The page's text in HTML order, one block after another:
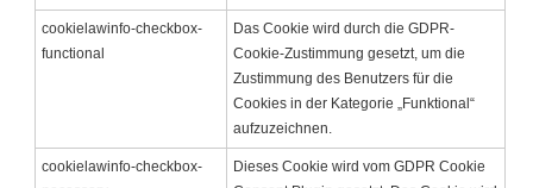
cookielawinfo-checkbox-
functional
Das Cookie wird durch die GDPR-
Cookie-Zustimmung gesetzt, um die
Zustimmung des Benutzers für die
Cookies in der Kategorie „Funktional“
aufzuzeichnen.
cookielawinfo-checkbox-
Dieses Cookie wird vom GDPR Cookie